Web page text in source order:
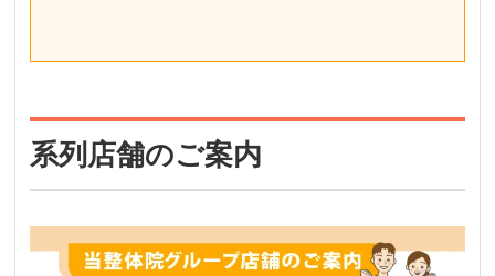
系列店舗のご案内